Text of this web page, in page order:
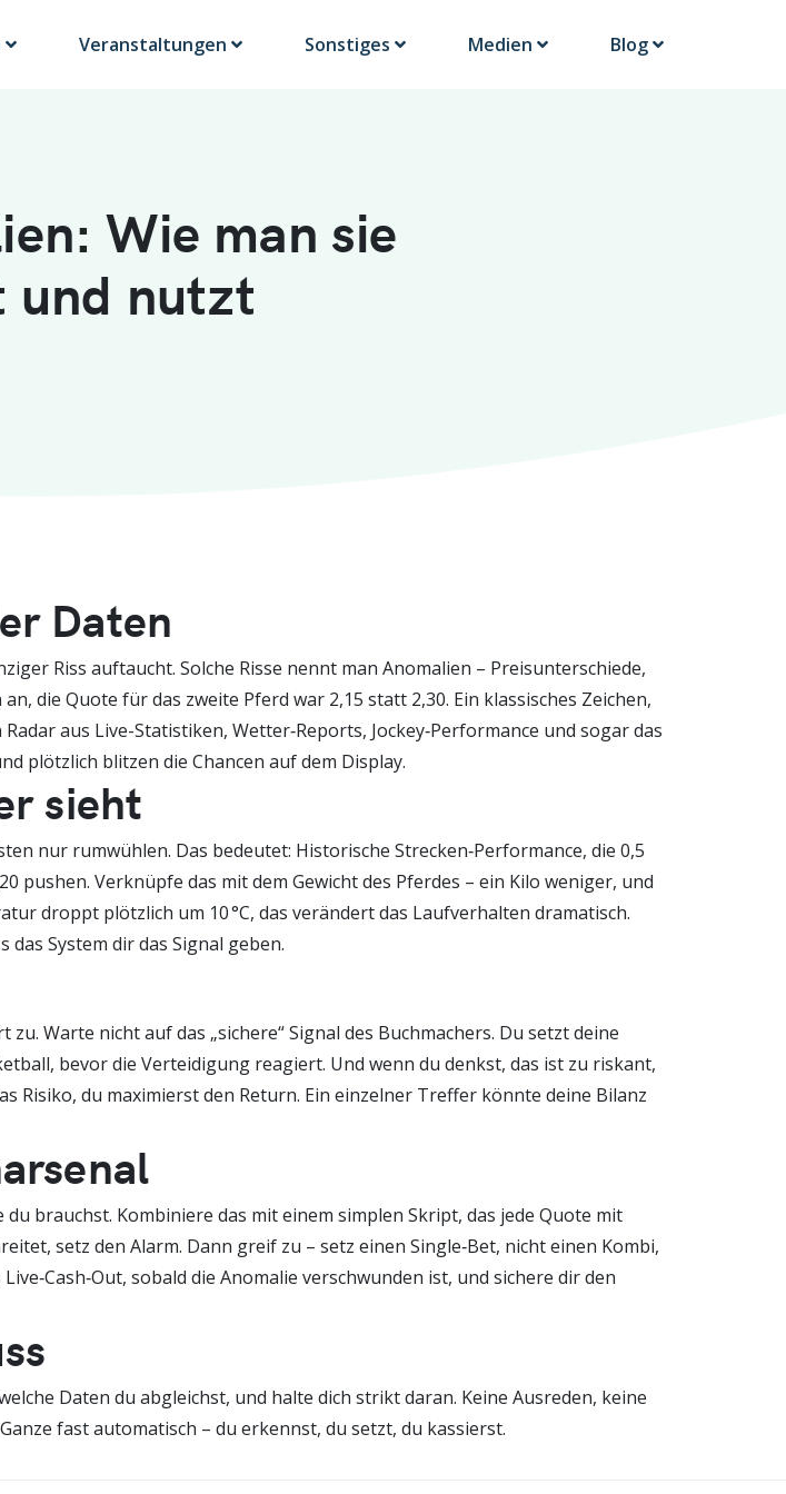
Veranstaltungen Sonstiges Medien Blog
Wie man sie
und nutzt
Daten
Riss auftaucht. Solche Risse nennt man Anomalien – Preisunterschiede,
die Quote für das zweite Pferd war 2,15 statt 2,30. Ein klassisches Zeichen,
aus Live-Statistiken, Wetter‑Reports, Jockey‑Performance und sogar das
plötzlich blitzen die Chancen auf dem Display.
sieht
nur rumwühlen. Das bedeutet: Historische Strecken‑Performance, die 0,5
pushen. Verknüpfe das mit dem Gewicht des Pferdes – ein Kilo weniger, und
droppt plötzlich um 10 °C, das verändert das Laufverhalten dramatisch.
das System dir das Signal geben.
Warte nicht auf das „sichere“ Signal des Buchmachers. Du setzt deine
bevor die Verteidigung reagiert. Und wenn du denkst, das ist zu riskant,
Risiko, du maximierst den Return. Ein einzelner Treffer könnte deine Bilanz
du brauchst. Kombiniere das mit einem simplen Skript, das jede Quote mit
setz den Alarm. Dann greif zu – setz einen Single‑Bet, nicht einen Kombi,
sobald die Anomalie verschwunden ist, und sichere dir den
Daten du abgleichst, und halte dich strikt daran. Keine Ausreden, keine
fast automatisch – du erkennst, du setzt, du kassierst.